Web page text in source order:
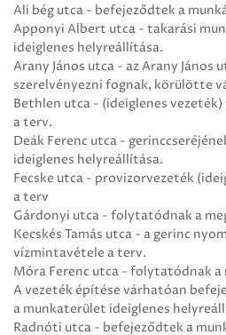
Ali bég utca - befejeződtek a
Apponyi Albert utca - takarási
ideiglenes helyreállítása.
Arany János utca - az Arany János
szerelvényezni fognak, körülötte
Bethlen utca - (ideiglenes
a terv.
Deák Ferenc utca -
ideiglenes helyreállítása.
Fecske utca - provizorvezeték
a terv
Gárdonyi utca - folytatódnak a
Kecskés Tamás utca - a gerinc
vízmintavétele a terv.
Móra Ferenc utca - folytatódnak
A vezeték építése várhatóan
a munkaterület ideiglenes
Radnóti utca - befejeződtek a